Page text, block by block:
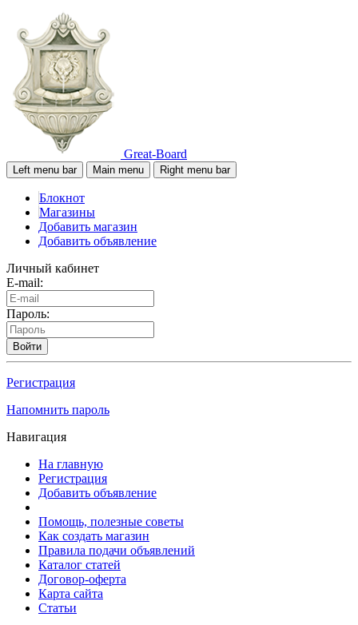
Great-Board
Left menu bar Main menu Right menu bar
Блокнот
Магазины
Добавить магазин
Добавить объявление
Личный кабинет
E-mail:
Пароль:
Войти
Регистрация
Напомнить пароль
Навигация
На главную
Регистрация
Добавить объявление
Помощь, полезные советы
Как создать магазин
Правила подачи объявлений
Каталог статей
Договор-оферта
Карта сайта
Статьи